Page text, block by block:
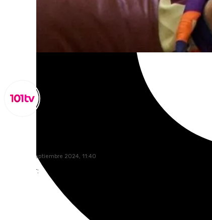
jueves, 12 septiembre 2024, 11:40
Compartir: